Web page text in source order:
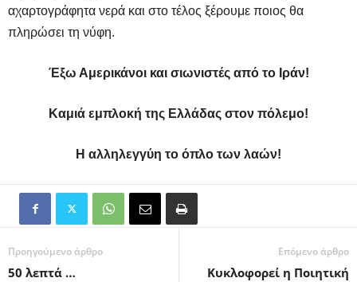
αχαρτογράφητα νερά και στο τέλος ξέρουμε ποιος θα
πληρώσει τη νύφη.
Έξω Αμερικάνοι και σιωνιστές από το Ιράν!
Καμιά εμπλοκή της Ελλάδας στον πόλεμο!
Η αλληλεγγύη το όπλο των λαών!
Προηγούμενο άρθρο
50 λεπτά …
Επόμενο άρθρο
Κυκλοφορεί η Ποιητική